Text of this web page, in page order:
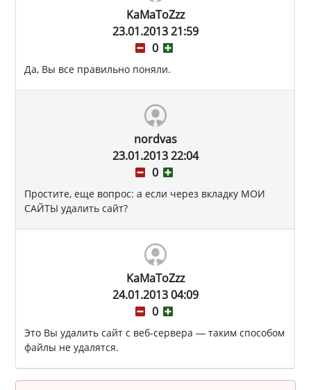
KaMaToZzz
23.01.2013 21:59
0
Да, Вы все правильно поняли.
nordvas
23.01.2013 22:04
0
Простите, еще вопрос: а если через вкладку МОИ
САЙТЫ удалить сайт?
KaMaToZzz
24.01.2013 04:09
0
Это Вы удалить сайт с веб-сервера — таким способом
файлы не удалятся.